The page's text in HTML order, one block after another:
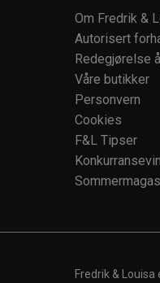
Om Fredrik &
Autorisert
Redegjørelse
Våre butikker
Personvern
Cookies
F&L Tipser
Fredrik &